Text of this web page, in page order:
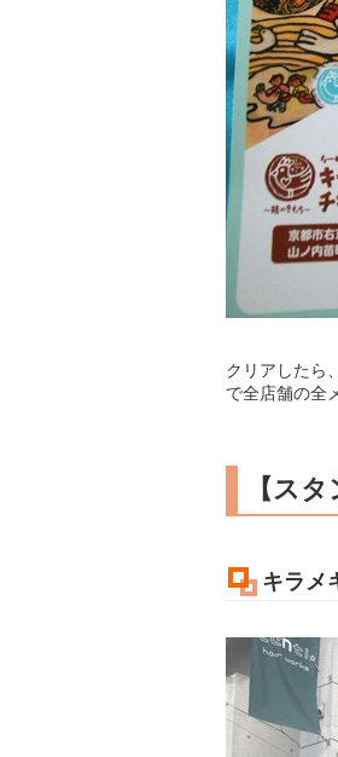
クリアしたら
で全店舗の全
【ス
キラメ